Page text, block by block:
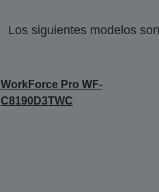
Los siguientes modelos
WorkForce Pro WF-
C8190D3TWC